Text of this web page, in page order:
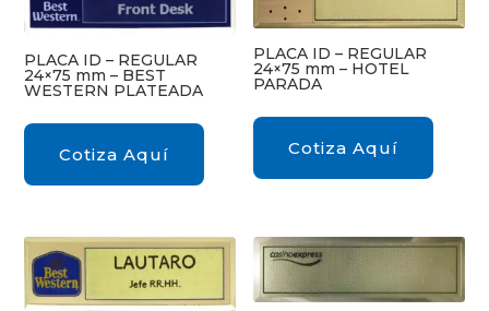
PLACA ID – REGULAR
24×75 mm – BEST
WESTERN PLATEADA
Cotiza Aquí
PLACA ID – REGULAR
24×75 mm – HOTEL
PARADA
Cotiza Aquí